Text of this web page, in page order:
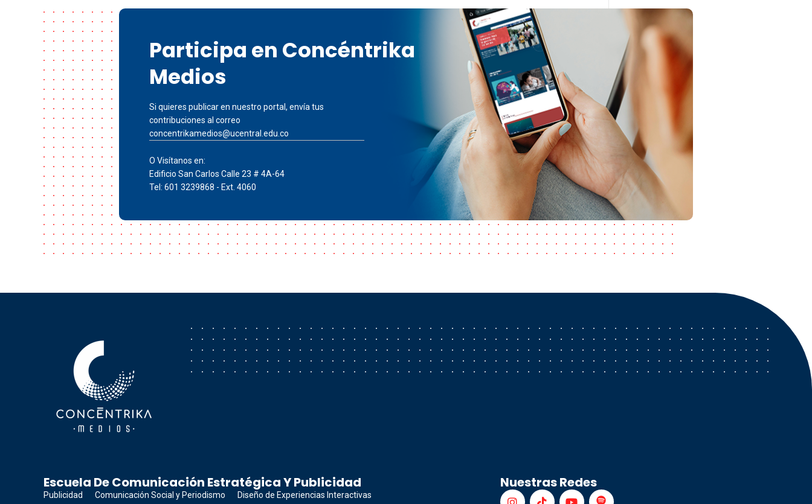
Participa en Concéntrika
Medios
Si quieres publicar en nuestro portal, envía tus
contribuciones al correo
concentrikamedios@ucentral.edu.co
O Visítanos en:
Edificio San Carlos Calle 23 # 4A-64
Tel: 601 3239868 - Ext. 4060
Escuela De Comunicación Estratégica Y Publicidad
Publicidad Comunicación Social y Periodismo Diseño de Experiencias Interactivas
Nuestras Redes